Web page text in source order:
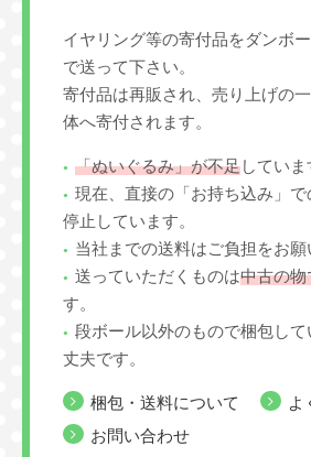
イヤリング等の寄付品をダンボ
で送って下さい。
寄付品は再販され、売り上げの
体へ寄付されます。
「ぬいぐるみ」が不足していま
現在、直接の「お持ち込み」
停止しています。
当社までの送料はご負担をお願
送っていただくものは中古の物
す。
段ボール以外のもので梱包し
丈夫です。
梱包・送料について
よ
お問い合わせ